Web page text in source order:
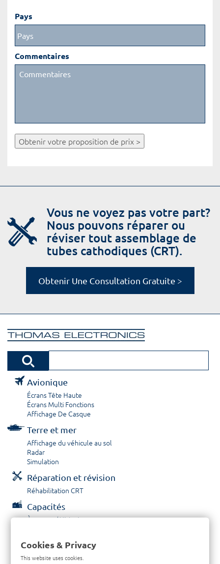
Pays
Commentaires
Obtenir votre proposition de prix >
Vous ne voyez pas votre part?
Nous pouvons réparer ou
réviser tout assemblage de
tubes cathodiques (CRT).
Obtenir Une Consultation Gratuite >
Avionique
Écrans Tête Haute
Écrans Multi Fonctions
Affichage De Casque
Terre et mer
Affichage du véhicule au sol
Radar
Simulation
Réparation et révision
Réhabilitation CRT
Capacités
À propos / Historique
Contactez nous
Cookies & Privacy
This website uses cookies.